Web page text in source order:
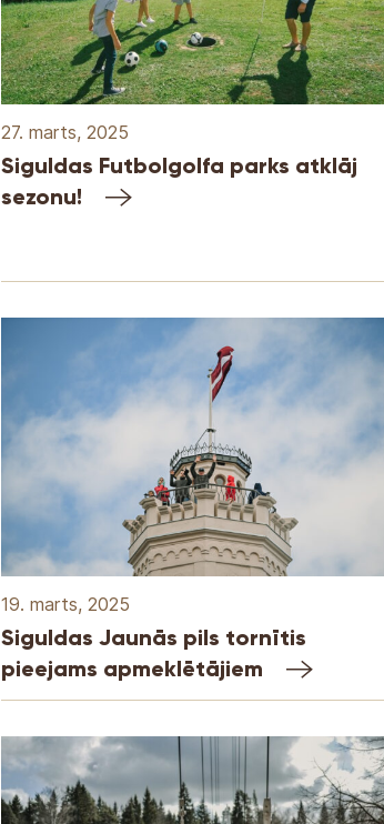
27. marts, 2025
Siguldas Futbolgolfa parks atklāj
sezonu!
19. marts, 2025
Siguldas Jaunās pils tornītis
pieejams apmeklētājiem